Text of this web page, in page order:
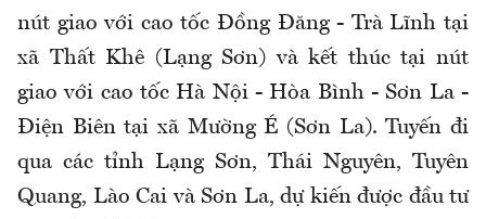
nút giao với cao tốc Đồng Đăng - Trà Lĩnh tại
xã Thất Khê (Lạng Sơn) và kết thúc tại nút
giao với cao tốc Hà Nội - Hòa Bình - Sơn La -
Điện Biên tại xã Mường É (Sơn La). Tuyến đi
qua các tỉnh Lạng Sơn, Thái Nguyên, Tuyên
Quang, Lào Cai và Sơn La, dự kiến được đầu tư